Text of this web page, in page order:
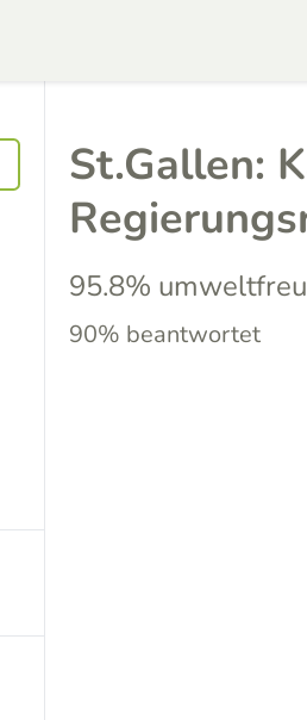
St.Gallen:
95.8%
90% beantwortet